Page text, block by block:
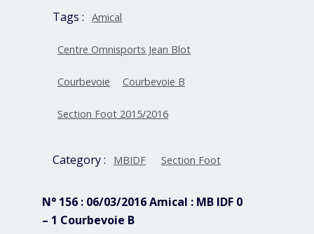
Tags : Amical
Centre Omnisports Jean Blot
Courbevoie Courbevoie B
Section Foot 2015/2016
Category : MBIDF Section Foot
N° 156 : 06/03/2016 Amical : MB IDF 0
– 1 Courbevoie B